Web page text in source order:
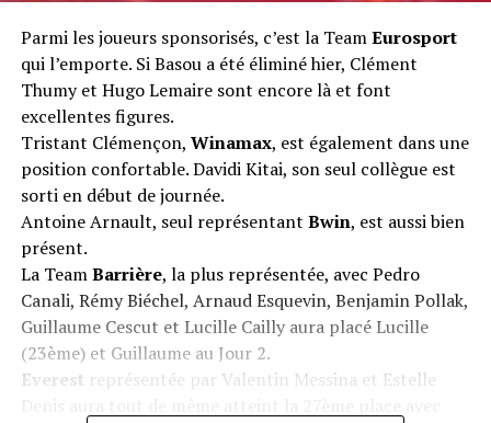
Parmi les joueurs sponsorisés, c’est la TeamEurosport
qui l’emporte. Si Basou a été éliminé hier, Clément
Thumy et Hugo Lemaire sont encore là et font
excellentes figures.
Tristant Clémençon, Winamax, est également dans une
position confortable. Davidi Kitai, son seul collègue est
sorti en début de journée.
Antoine Arnault, seul représentant Bwin, est aussi bien
présent.
La TeamBarrière, la plus représentée, avec Pedro
Canali, Rémy Biéchel, Arnaud Esquevin, Benjamin Pollak,
Guillaume Cescut et Lucille Cailly aura placé Lucille
(23ème) et Guillaume au Jour 2.
Everest représentée par Valentin Messina et Estelle